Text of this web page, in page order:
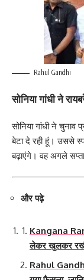
Rahul Gandhi
सोनिया गांधी ने
सोनिया गांधी ने
बेटा दे रही हूं। उससे
बढ़ाएंगे। वह अगले
और पढ़े
Kangana
लेकर खुलकर
Rahul Gandhi